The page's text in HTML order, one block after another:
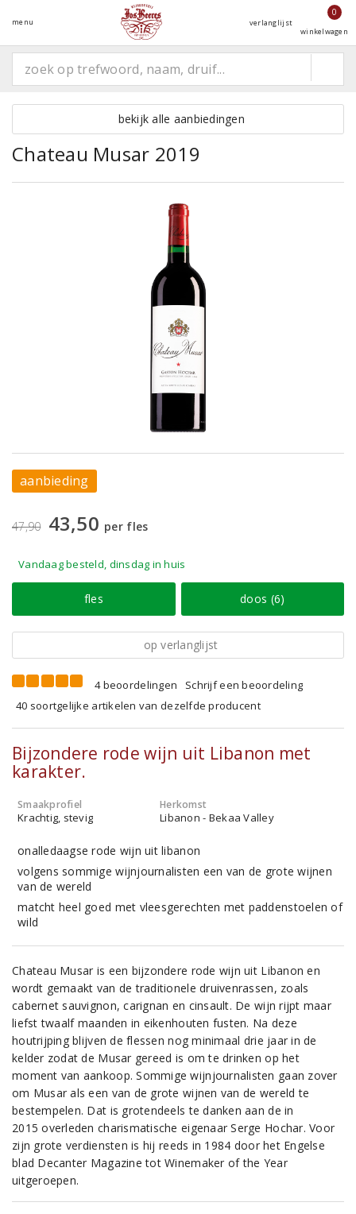
menu verlanglijst
0
winkelwagen
bekijk alle aanbiedingen
Chateau Musar 2019
aanbieding
47,90 43,50 per fles
Vandaag besteld, dinsdag in huis
fles doos (6)
op verlanglijst
4 beoordelingen
Schrijf een beoordeling
40 soortgelijke artikelen van dezelfde producent
Bijzondere rode wijn uit Libanon met
karakter.
Smaakprofiel
Krachtig, stevig
Herkomst
Libanon - Bekaa Valley
onalledaagse rode wijn uit libanon
volgens sommige wijnjournalisten een van de grote wijnen
van de wereld
matcht heel goed met vleesgerechten met paddenstoelen of
wild
Chateau Musar is een bijzondere rode wijn uit Libanon en
wordt gemaakt van de traditionele druivenrassen, zoals
cabernet sauvignon, carignan en cinsault. De wijn rijpt maar
liefst twaalf maanden in eikenhouten fusten. Na deze
houtrijping blijven de flessen nog minimaal drie jaar in de
kelder zodat de Musar gereed is om te drinken op het
moment van aankoop. Sommige wijnjournalisten gaan zover
om Musar als een van de grote wijnen van de wereld te
bestempelen. Dat is grotendeels te danken aan de in
2015 overleden charismatische eigenaar Serge Hochar. Voor
zijn grote verdiensten is hij reeds in 1984 door het Engelse
blad Decanter Magazine tot Winemaker of the Year
uitgeroepen.